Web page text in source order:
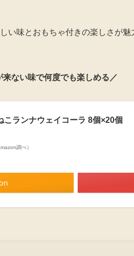
い味とおもちゃ付きの楽しさが
来ない味で何度でも楽しめる／
こランナウェイコーラ 8個×20個
調べ）